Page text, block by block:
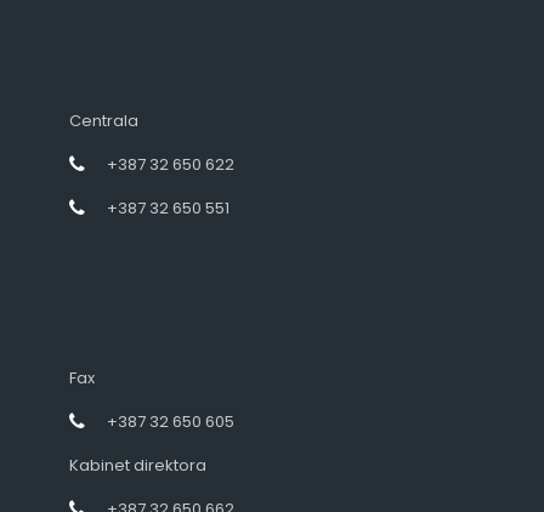
Centrala
+387 32 650 622
+387 32 650 551
Fax
+387 32 650 605
Kabinet direktora